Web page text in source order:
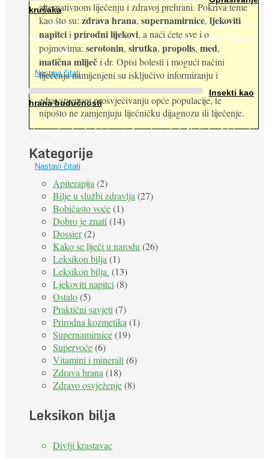
krušaka
Pri podizanju nasada kruške zanemaruje se problem oprašivanja
kukcima jer vlada uvjerenje da će krušku oprašiti pčele medarice
(Apis mellifera). ...
Nastavi čitati
Insekti kao
hrana budućnosti
Prema predviđanjima FAO-a do 2050. godine život 9 milijardi
stanovnika Zemlje bit će ugrožen zbog gladi. Nadu (možda) nude
Nastavi čitati
alternativnom liječenju i zdravoj prehrani. Pokriva teme
kao što su: zdrava hrana, supernamirnice, ljekoviti
napitciiprirodni lijekovi, a naći ćete sve i o
pojmovima: serotonin, sirutka, propolis, med,
matična mliječi dr. Opisi bolesti i mogući načini
liječenja namijenjeni su isključivo informiranju i
zdravstvenom prosvjećivanju opće populacije, te
nipošto ne zamjenjuju liječničku dijagnozu ili liječenje.
Kategorije
Apiterapija (2)
Bilje u službi zdravlja (27)
Bobičasto voće(1)
Dobro je znati (14)
Dossier(2)
Kako se liječi u narodu (26)
Leksikon bilja (1)
Leksikon bilja. (13)
Ljekoviti napitci (8)
Ostalo(5)
Praktični savjeti (7)
Prirodna kozmetika (1)
Supernamirnice(19)
Supervoće(6)
Vitamini i minerali (6)
Zdrava hrana (18)
Zdravo osvježenje(8)
Leksikon bilja
Divlji krastavac